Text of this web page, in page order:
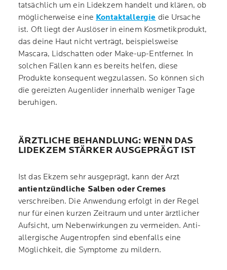
tatsächlich um ein Lidekzem handelt und klären, ob
möglicherweise eine Kontaktallergie die Ursache
ist. Oft liegt der Auslöser in einem Kosmetikprodukt,
das deine Haut nicht verträgt, beispielsweise
Mascara, Lidschatten oder Make-up-Entferner. In
solchen Fällen kann es bereits helfen, diese
Produkte konsequent wegzulassen. So können sich
die gereizten Augenlider innerhalb weniger Tage
beruhigen.
ÄRZTLICHE BEHANDLUNG: WENN DAS
LIDEKZEM STÄRKER AUSGEPRÄGT IST
Ist das Ekzem sehr ausgeprägt, kann der Arzt
antientzündliche Salben oder Cremes
verschreiben. Die Anwendung erfolgt in der Regel
nur für einen kurzen Zeitraum und unter ärztlicher
Aufsicht, um Nebenwirkungen zu vermeiden. Anti-
allergische Augentropfen sind ebenfalls eine
Möglichkeit, die Symptome zu mildern.